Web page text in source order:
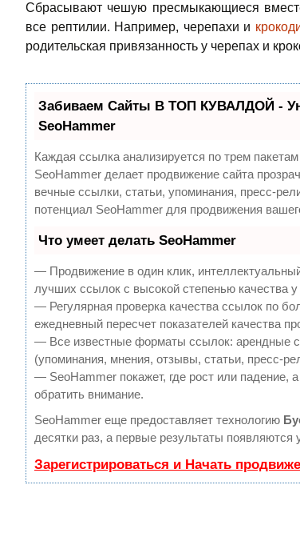
Сбрасывают чешую пресмыкающиеся
все рептилии. Например, черепахи и
родительская привязанность у черепах и
Забиваем Сайты В ТОП КУВАЛДОЙ -
SeoHammer
Каждая ссылка анализируется по трем
SeoHammer делает продвижение сайта
вечные ссылки, статьи, упоминания, пресс-
потенциал SeoHammer для продвижения
Что умеет делать SeoHammer
— Продвижение в один клик,
лучших ссылок с высокой степенью качества
— Регулярная проверка качества ссылок по
ежедневный пересчет показателей качества
— Все известные форматы ссылок: арендные
(упоминания, мнения, отзывы, статьи, пресс-
— SeoHammer покажет, где рост или падение,
обратить внимание.
SeoHammer еще предоставляет технологию
десятки раз, а первые результаты появляются
Зарегистрироваться и Начать